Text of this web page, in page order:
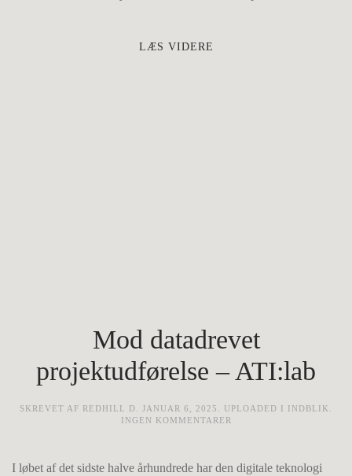
LÆS VIDERE
Mod datadrevet
projektudførelse – ATI:lab
SKREVET AF REDHILL D. JANUAR 6, 2025 . UPLOADED I INDBLIK
INGEN KOMMENTARER
–
I løbet af det sidste halve århundrede har den digitale teknologi